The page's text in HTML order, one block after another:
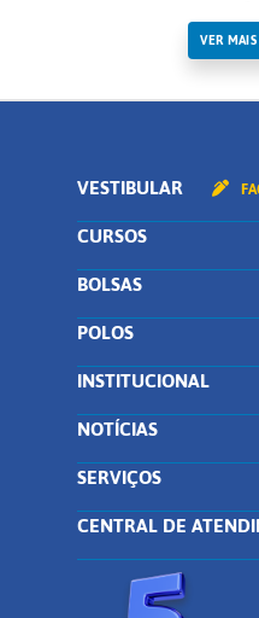
VER
VESTIBULAR
CURSOS
BOLSAS
POLOS
INSTITUCIONAL
NOTÍCIAS
SERVIÇOS
CENTRAL DE